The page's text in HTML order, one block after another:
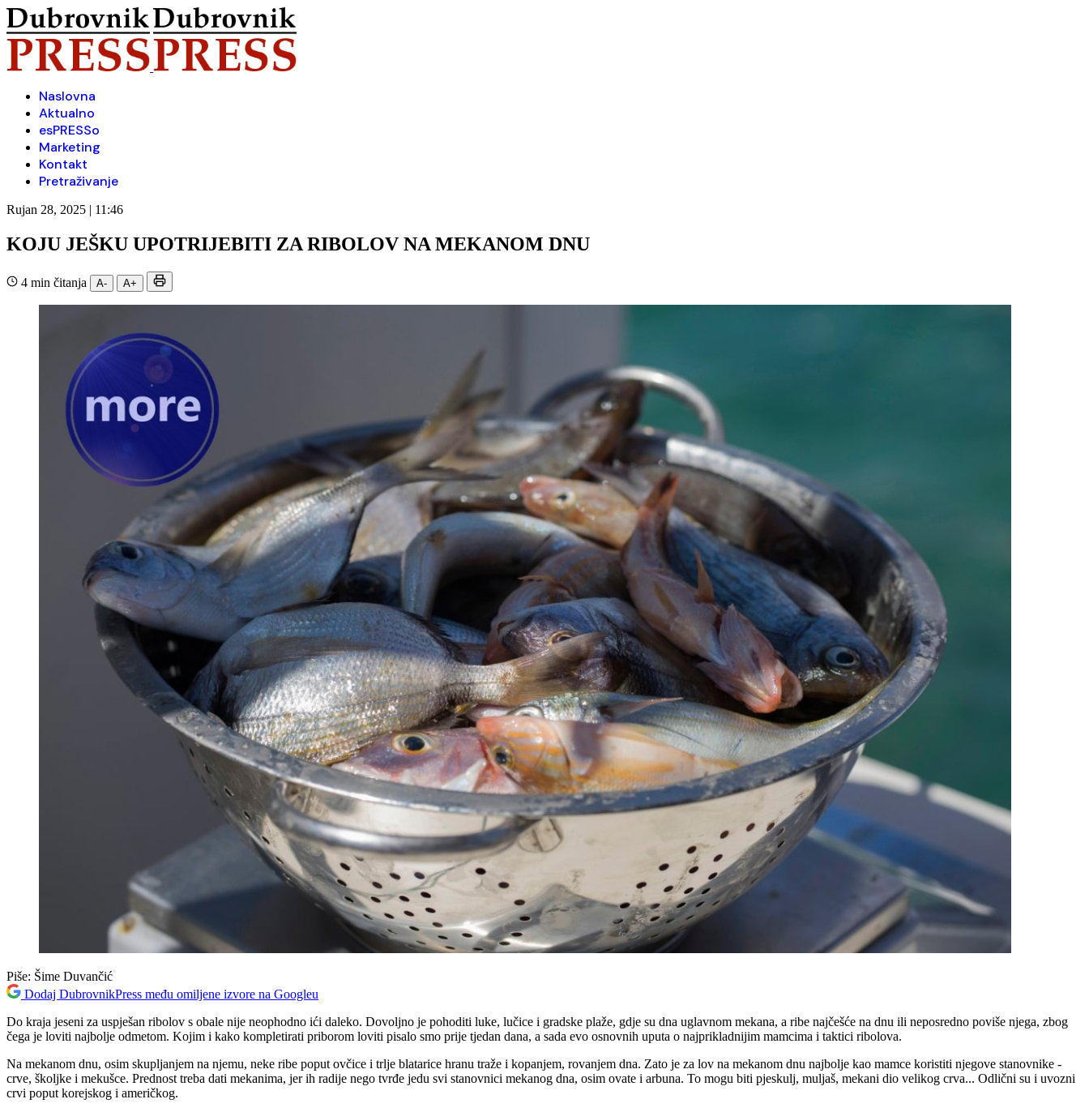
Naslovna
Aktualno
esPRESSo
Marketing
Kontakt
Pretraživanje
Rujan 28, 2025 | 11:46
KOJU JEŠKU UPOTRIJEBITI ZA RIBOLOV NA MEKANOM DNU
4 min čitanja A- A+
Piše: Šime Duvančić
Dodaj DubrovnikPress među omiljene izvore na Googleu
Do kraja jeseni za uspješan ribolov s obale nije neophodno ići daleko. Dovoljno je pohoditi luke, lučice i gradske plaže, gdje su dna uglavnom mekana, a ribe najčešće na dnu ili neposredno poviše njega, zbog
čega je loviti najbolje odmetom. Kojim i kako kompletirati priborom loviti pisalo smo prije tjedan dana, a sada evo osnovnih uputa o najprikladnijim mamcima i taktici ribolova.
Na mekanom dnu, osim skupljanjem na njemu, neke ribe poput ovčice i trlje blatarice hranu traže i kopanjem, rovanjem dna. Zato je za lov na mekanom dnu najbolje kao mamce koristiti njegove stanovnike -
crve, školjke i mekušce. Prednost treba dati mekanima, jer ih radije nego tvrđe jedu svi stanovnici mekanog dna, osim ovate i arbuna. To mogu biti pjeskulj, muljaš, mekani dio velikog crva... Odlični su i uvozni
crvi poput korejskog i američkog.